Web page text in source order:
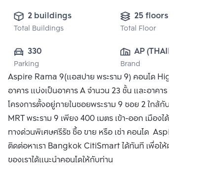
2 buildings
Total Buildings
25 floors
Total Floor
330
Parking
AP (THAILAND)
PUBLIC CO.,
LTD.
Brand
Aspire Rama 9(แอสปาย พระราม 9) คอนโด High Rise 2
อาคาร แบ่งเป็นอาคาร A จำนวน 23 ชั้น และอาคาร B 25 ชั้น ตัว
โครงการตั้งอยู่ภายในซอยพระราม 9 ซอย 2 ใกล้กับรถไฟฟ้า
MRT พระราม 9 เพียง 400 เมตร เข้า-ออก เมืองได้สะดวกด้วย
ทางด่วนพิเศษศรีรัช ซื้อ ขาย หรือ เช่า คอนโด Aspire พระราม 9
ติดต่อหาเรา Bangkok CitiSmart ได้ทันที เพื่อให้ผู้เชี่ยวชาญ
ของเราได้แนะนำคอนโดให้กับท่าน